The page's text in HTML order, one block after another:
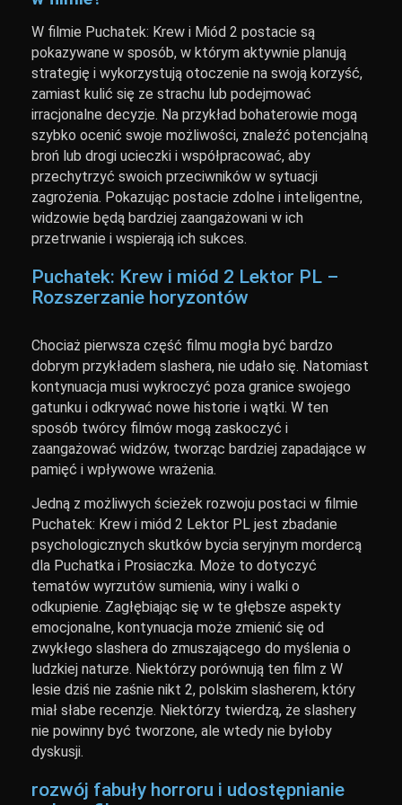
W filmie Puchatek: Krew i Miód 2 postacie są
pokazywane w sposób, w którym aktywnie planują
strategię i wykorzystują otoczenie na swoją korzyść,
zamiast kulić się ze strachu lub podejmować
irracjonalne decyzje. Na przykład bohaterowie mogą
szybko ocenić swoje możliwości, znaleźć potencjalną
broń lub drogi ucieczki i współpracować, aby
przechytrzyć swoich przeciwników w sytuacji
zagrożenia. Pokazując postacie zdolne i inteligentne,
widzowie będą bardziej zaangażowani w ich
przetrwanie i wspierają ich sukces.
Puchatek: Krew i miód 2 Lektor PL –
Rozszerzanie horyzontów
Chociaż pierwsza część filmu mogła być bardzo
dobrym przykładem slashera, nie udało się. Natomiast
kontynuacja musi wykroczyć poza granice swojego
gatunku i odkrywać nowe historie i wątki. W ten
sposób twórcy filmów mogą zaskoczyć i
zaangażować widzów, tworząc bardziej zapadające w
pamięć i wpływowe wrażenia.
Jedną z możliwych ścieżek rozwoju postaci w filmie
Puchatek: Krew i miód 2 Lektor PL jest zbadanie
psychologicznych skutków bycia seryjnym mordercą
dla Puchatka i Prosiaczka. Może to dotyczyć
tematów wyrzutów sumienia, winy i walki o
odkupienie. Zagłębiając się w te głębsze aspekty
emocjonalne, kontynuacja może zmienić się od
zwykłego slashera do zmuszającego do myślenia o
ludzkiej naturze. Niektórzy porównują ten film z W
lesie dziś nie zaśnie nikt 2, polskim slasherem, który
miał słabe recenzje. Niektórzy twierdzą, że slashery
nie powinny być tworzone, ale wtedy nie byłoby
dyskusji.
rozwój fabuły horroru i udostępnianie